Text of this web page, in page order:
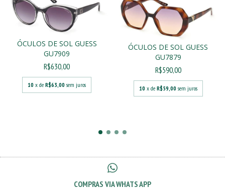
ÓCULOS DE SOL GUESS
GU7909
R$630,00
10 x deR$63,00 sem juros
ÓCULOS DE SOL GUESS
GU7879
R$590,00
10 x de R$59,00 sem juros
COMPRAS VIA WHATS APP